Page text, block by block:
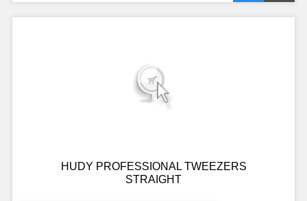
HUDY PROFESSIONAL TWEEZERS
STRAIGHT